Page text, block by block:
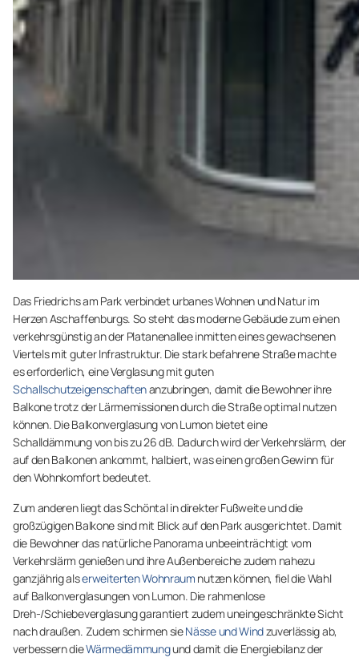
Das Friedrichs am Park verbindet urbanes Wohnen und Natur im
Herzen Aschaffenburgs. So steht das moderne Gebäude zum einen
verkehrsgünstig an der Platanenallee inmitten eines gewachsenen
Viertels mit guter Infrastruktur. Die stark befahrene Straße machte
es erforderlich, eine Verglasung mit guten
Schallschutzeigenschaftenanzubringen, damit die Bewohner ihre
Balkone trotz der Lärmemissionen durch die Straße optimal nutzen
können. Die Balkonverglasung von Lumon bietet eine
Schalldämmung von bis zu 26 dB. Dadurch wird der Verkehrslärm, der
auf den Balkonen ankommt, halbiert, was einen großen Gewinn für
den Wohnkomfort bedeutet.
Zum anderen liegt das Schöntal in direkter Fußweite und die
großzügigen Balkone sind mit Blick auf den Park ausgerichtet. Damit
die Bewohner das natürliche Panorama unbeeinträchtigt vom
Verkehrslärm genießen und ihre Außenbereiche zudem nahezu
ganzjährig alserweiterten Wohnraum nutzen können, fiel die Wahl
auf Balkonverglasungen von Lumon. Die rahmenlose
Dreh-/Schiebeverglasung garantiert zudem uneingeschränkte Sicht
nach draußen. Zudem schirmen sieNässe und Windzuverlässig ab,
verbessern dieWärmedämmungund damit die Energiebilanz der